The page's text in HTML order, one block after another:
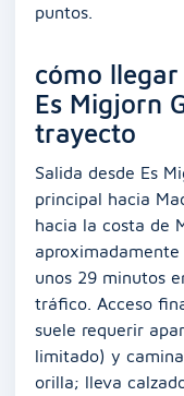
puntos.
cómo
Es Migjorn
trayecto
Salida desde Es
principal hacia
hacia la costa de
unos 29 minutos
tráfico. Acceso
suele requerir
limitado) y
orilla; lleva